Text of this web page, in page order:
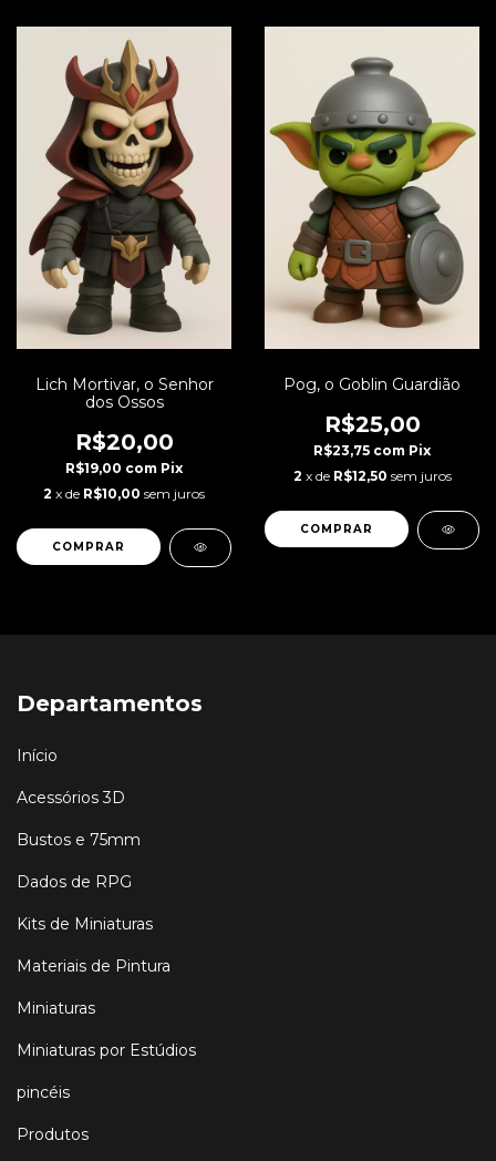
Lich Mortivar, o Senhor
dos Ossos
R$20,00
R$19,00 com Pix
2 x de R$10,00 sem juros
COMPRAR
Pog, o Goblin Guardião
R$25,00
R$23,75 com Pix
2 x de R$12,50 sem juros
COMPRAR
Departamentos
Início
Acessórios 3D
Bustos e 75mm
Dados de RPG
Kits de Miniaturas
Materiais de Pintura
Miniaturas
Miniaturas por Estúdios
pincéis
Produtos